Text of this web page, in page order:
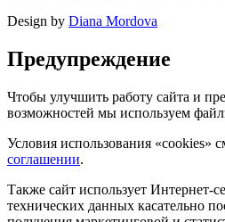
Design by Diana Mordova
Предупреждение
Чтобы улучшить работу сайта и
возможностей мы используем
Условия использования «cookies»
соглашении.
Также сайт использует Интернет-
технических данных касательно